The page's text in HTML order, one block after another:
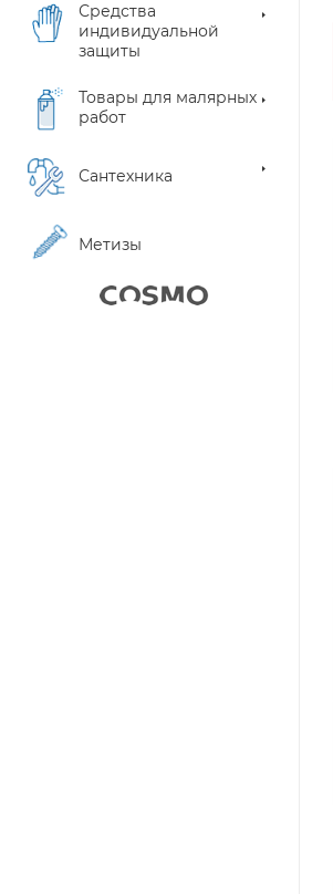
Средства
индивидуальной
защиты
Товары для малярных
работ
Сантехника
Метизы